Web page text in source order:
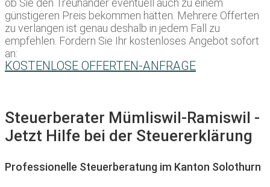
ob Sie den Treuhänder eventuell auch zu einem
günstigeren Preis bekommen hätten. Mehrere Offerten
zu verlangen ist genau deshalb in jedem Fall zu
empfehlen. Fordern Sie Ihr kostenloses Angebot sofort
an:
KOSTENLOSE OFFERTEN-ANFRAGE
Steuerberater Mümliswil-Ramiswil -
Jetzt Hilfe bei der Steuererklärung
Professionelle Steuerberatung im Kanton Solothurn